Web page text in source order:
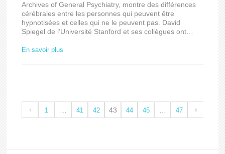
Archives of General Psychiatry, montre des différences
cérébrales entre les personnes qui peuvent être
hypnotisées et celles qui ne le peuvent pas. David
Spiegel de l’Université Stanford et ses collègues ont…
En savoir plus
1 41 42 43 44 45 47